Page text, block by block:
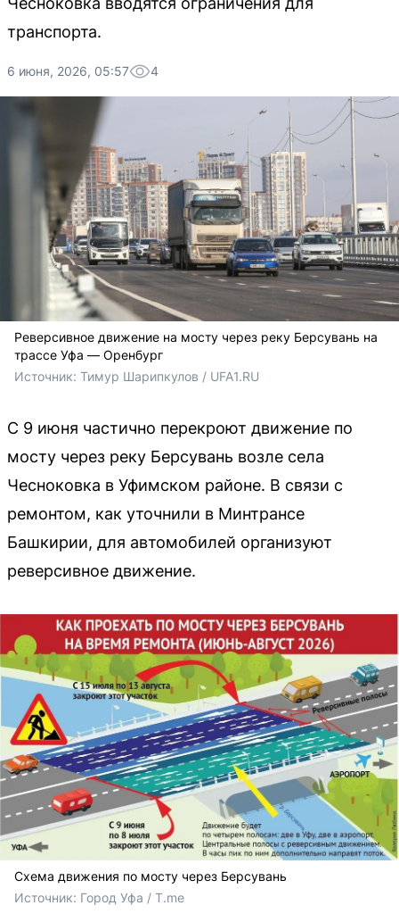
транспорта.
6 июня, 2026, 05:57 4
Реверсивное движение на мосту через реку Берсувань на
трассе Уфа — Оренбург
Источник: Тимур Шарипкулов / UFA1.RU
С 9 июня частично перекроют движение по
мосту через реку Берсувань возле села
Чесноковка в Уфимском районе. В связи с
ремонтом, как уточнили в Минтрансе
Башкирии, для автомобилей организуют
реверсивное движение.
Схема движения по мосту через Берсувань
Источник: Город Уфа / T.me